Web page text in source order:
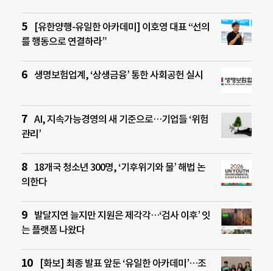
[유한양행-유일한 아카데미] 이호영 대표 “선의
를 행동으로 연결하라”
생명보험업계, ‘상생금융’ 통한 사회공헌 실시
AI, 지속가능경영의 새 기준으로…기업들 ‘위험
관리’
18개국 청소년 300명, ‘기후위기와 물’ 해법 논
의한다
발달지연 늘지만 지원은 제각각…‘검사 이후’ 잇
는 플랫폼 나왔다
[화보] 최종 발표 앞둔 ‘유일한 아카데미’…조